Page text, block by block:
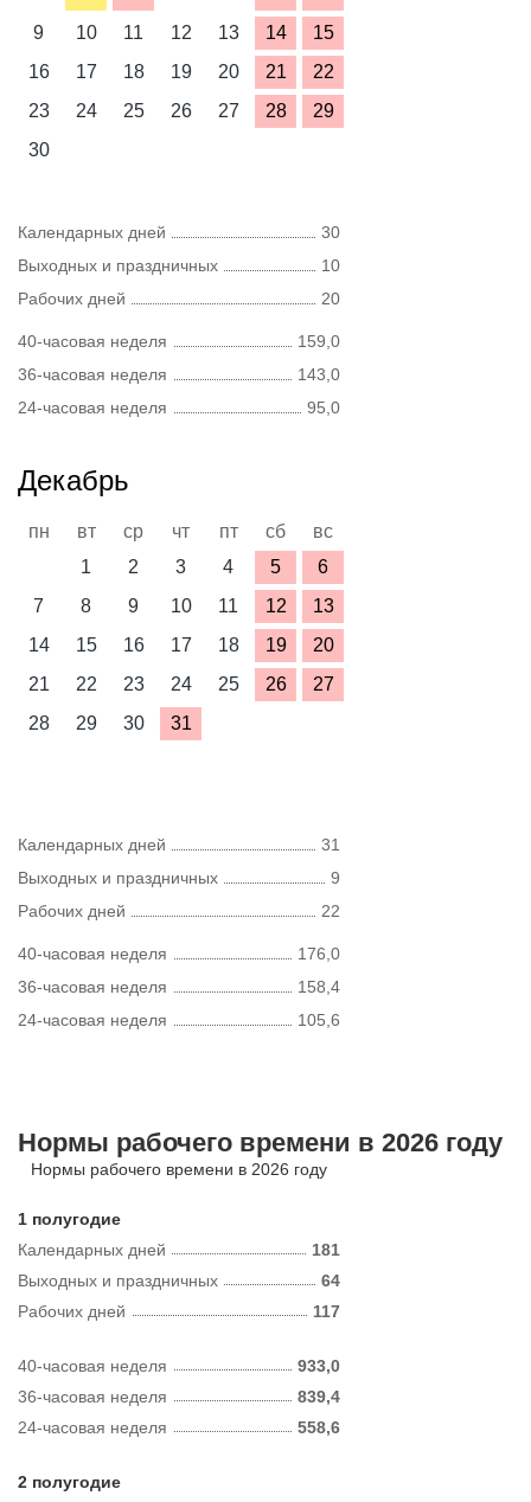
9
10 11 12 13 14
15
16
17 18 19 20 21
22
23
24 25 26 27 28
29
30
Календарных дней
30
Выходных и праздничных
10
Рабочих дней
20
40-часовая неделя
159,0
36-часовая неделя
143,0
24-часовая неделя
95,0
Декабрь
пн вт ср чт пт сб
вс
1
2 3 4 5
6
7
8 9 10 11 12
13
14
15 16 17 18 19
20
21
22 23 24 25 26
27
28
29 30 31
Календарных дней
31
Выходных и праздничных
9
Рабочих дней
22
40-часовая неделя
176,0
36-часовая неделя
158,4
24-часовая неделя
105,6
Нормы рабочего времени в 2026 году
Нормы рабочего времени в 2026 году
1 полугодие
Календарных дней
181
Рабочих дней 117
Выходных и праздничных 64
40-часовая неделя
933,0
36-часовая неделя
839,4
24-часовая неделя
558,6
2 полугодие